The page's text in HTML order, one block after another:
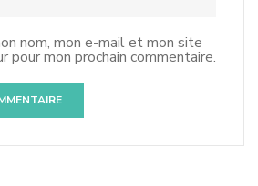
nom, mon e-mail et mon site
pour mon prochain commentaire.